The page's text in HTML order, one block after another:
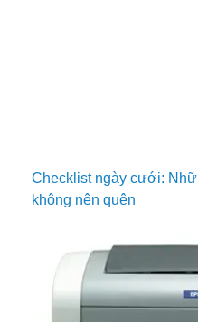
Checklist ngày cưới:
không nên quên